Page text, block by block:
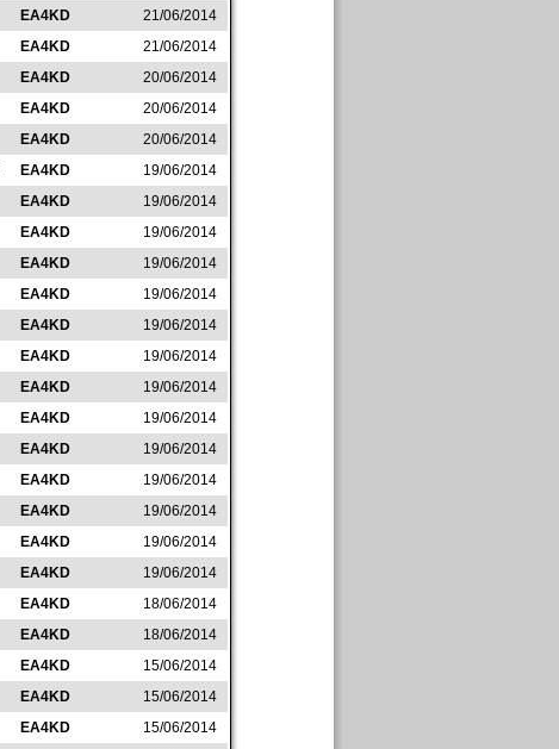
EA4KD
21/06/2014
EA4KD
21/06/2014
EA4KD
20/06/2014
EA4KD
20/06/2014
EA4KD
20/06/2014
EA4KD
19/06/2014
EA4KD
19/06/2014
EA4KD
19/06/2014
EA4KD
19/06/2014
EA4KD
19/06/2014
EA4KD
19/06/2014
EA4KD
19/06/2014
EA4KD
19/06/2014
EA4KD
19/06/2014
EA4KD
19/06/2014
EA4KD
19/06/2014
EA4KD
19/06/2014
EA4KD
19/06/2014
EA4KD
19/06/2014
EA4KD
18/06/2014
EA4KD
18/06/2014
EA4KD
15/06/2014
EA4KD
15/06/2014
EA4KD
15/06/2014